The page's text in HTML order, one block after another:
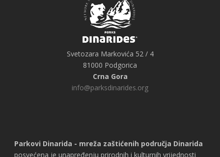
Svetozara Markovića 52 / 4
81000 Podgorica
Crna Gora
info@parksdinarides.org
Parkovi Dinarida - mreža zaštićenih područja Dinarida
posvećena je unapređenju prirodnih i kulturnih vrijednosti